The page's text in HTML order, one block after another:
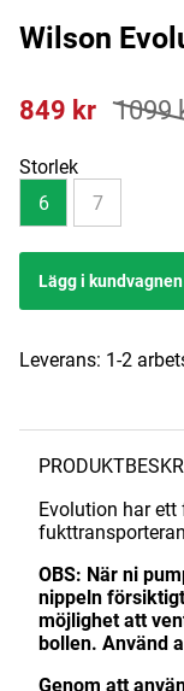
Wilson
1099
849 kr
Storlek
6
7
Lägg i kundvagnen
Leverans: 1-2
Evolution har
OBS: När ni
nippeln
möjlighet att
bollen. Använd
Genom att